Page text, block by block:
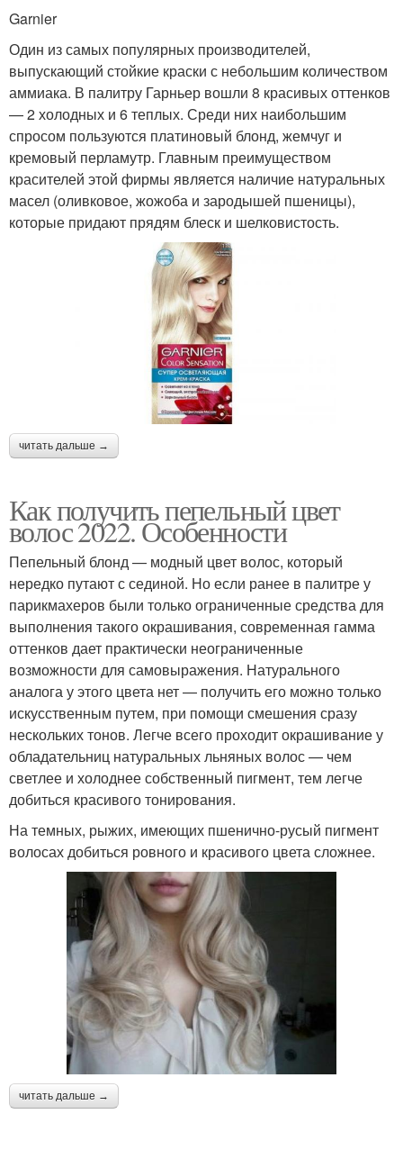
Garnier
Один из самых популярных производителей,
выпускающий стойкие краски с небольшим количеством
аммиака. В палитру Гарньер вошли 8 красивых оттенков
— 2 холодных и 6 теплых. Среди них наибольшим
спросом пользуются платиновый блонд, жемчуг и
кремовый перламутр. Главным преимуществом
красителей этой фирмы является наличие натуральных
масел (оливковое, жожоба и зародышей пшеницы),
которые придают прядям блеск и шелковистость.
читать дальше →
Как получить пепельный цвет
волос 2022. Особенности
Пепельный блонд — модный цвет волос, который
нередко путают с сединой. Но если ранее в палитре у
парикмахеров были только ограниченные средства для
выполнения такого окрашивания, современная гамма
оттенков дает практически неограниченные
возможности для самовыражения. Натурального
аналога у этого цвета нет — получить его можно только
искусственным путем, при помощи смешения сразу
нескольких тонов. Легче всего проходит окрашивание у
обладательниц натуральных льняных волос — чем
светлее и холоднее собственный пигмент, тем легче
добиться красивого тонирования.
На темных, рыжих, имеющих пшенично-русый пигмент
волосах добиться ровного и красивого цвета сложнее.
читать дальше →